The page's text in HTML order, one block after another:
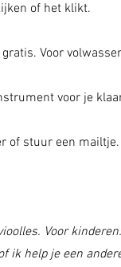
of het klikt.
Voor
voor je
of stuur een
Voor
ik help je een